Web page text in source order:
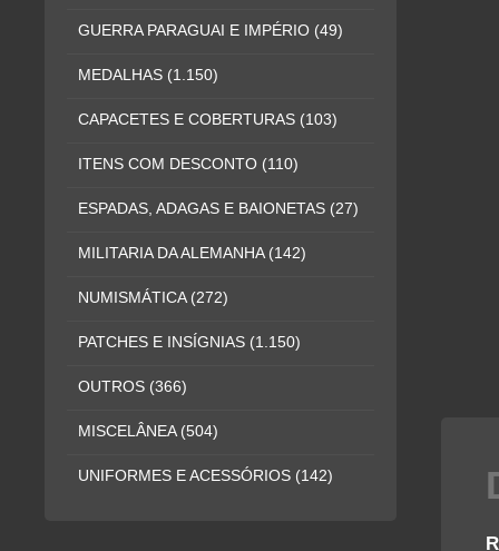
GUERRA PARAGUAI E IMPÉRIO (49)
MEDALHAS (1.150)
CAPACETES E COBERTURAS (103)
ITENS COM DESCONTO (110)
ESPADAS, ADAGAS E BAIONETAS (27)
MILITARIA DA ALEMANHA (142)
NUMISMÁTICA (272)
PATCHES E INSÍGNIAS (1.150)
OUTROS (366)
MISCELÂNEA (504)
UNIFORMES E ACESSÓRIOS (142)